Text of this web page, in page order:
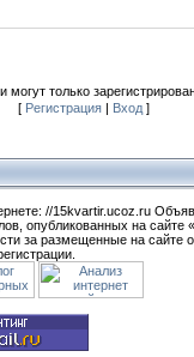
могут только
[ Регистрация | Вход ]
//15kvartir.ucoz.ru
опубликованных на
за размещенные на